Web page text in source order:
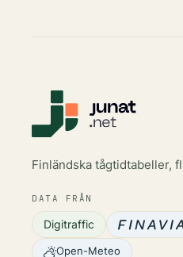
Finländska tågtidtabeller,
DATA FRÅN
Digitraffic
Open-Meteo